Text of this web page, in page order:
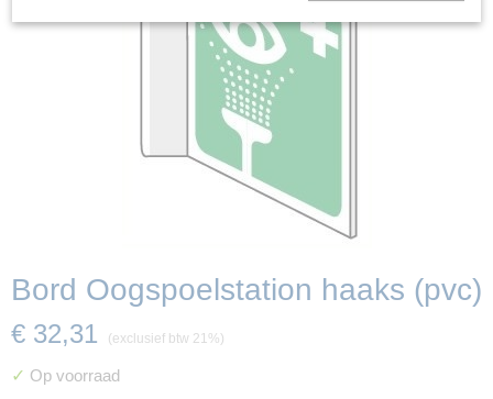
Bord Oogspoelstation haaks (pvc)
€ 32,31 (exclusief btw 21%)
✓ Op voorraad